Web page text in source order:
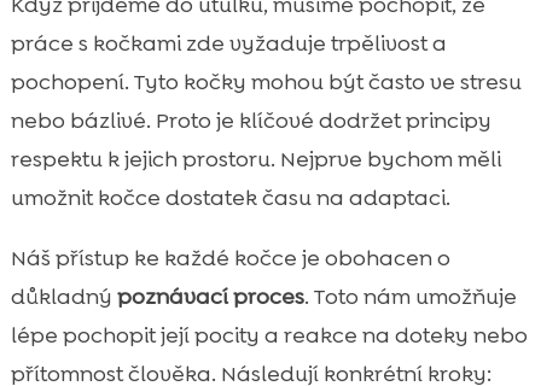
práce s kočkami zde vyžaduje trpělivost a
pochopení. Tyto kočky mohou být často ve stresu
nebo bázlivé. Proto je klíčové dodržet principy
respektu k jejich prostoru. Nejprve bychom měli
umožnit kočce dostatek času na adaptaci.
Náš přístup ke každé kočce je obohacen o
důkladný poznávací proces. Toto nám umožňuje
lépe pochopit její pocity a reakce na doteky nebo
přítomnost člověka. Následují konkrétní kroky: